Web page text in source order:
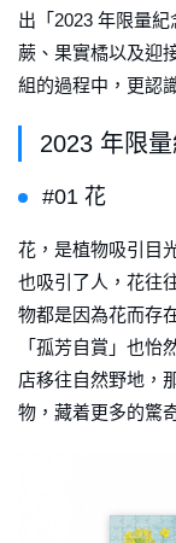
出「2023 年限量紀
蕨、果實橘以及迎
組的過程中，更認
2023 年限
#01 花
花，是植物吸引目
也吸引了人，花往
物都是因為花而存
「孤芳自賞」也
店移往自然野地，
物，藏着更多的驚